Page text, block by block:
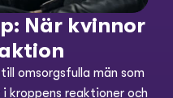
När kvinnor
omsorgsfulla män som
kroppens reaktioner och